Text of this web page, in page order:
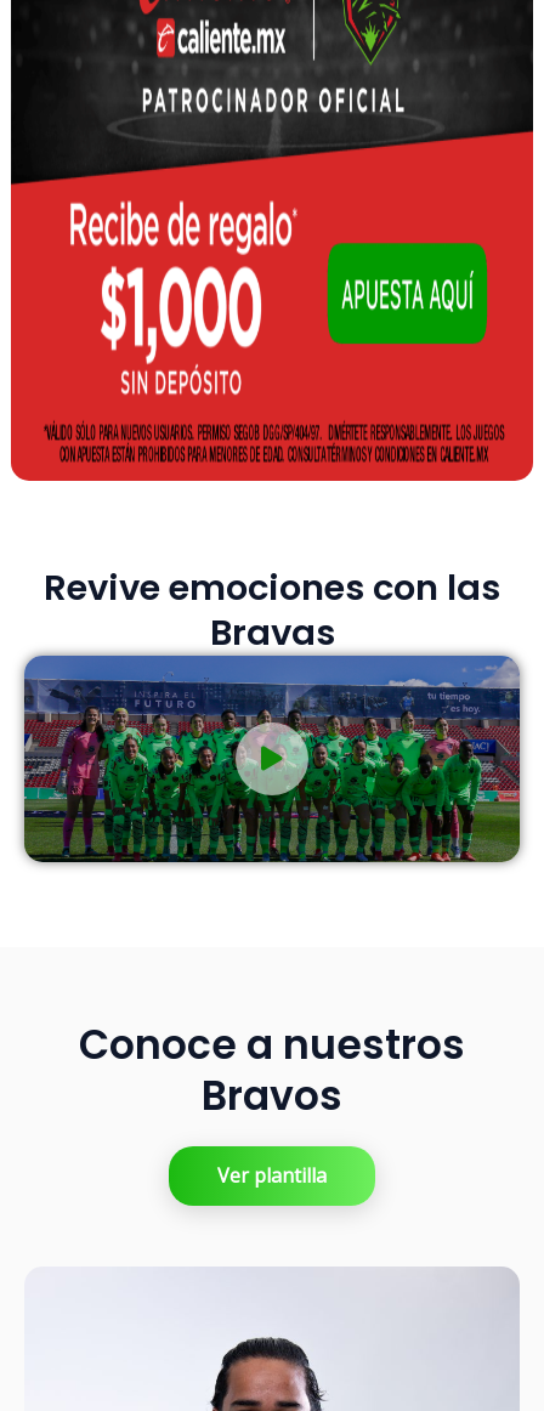
Revive emociones con las
Bravas
Conoce a nuestros
Bravos
Ver plantilla